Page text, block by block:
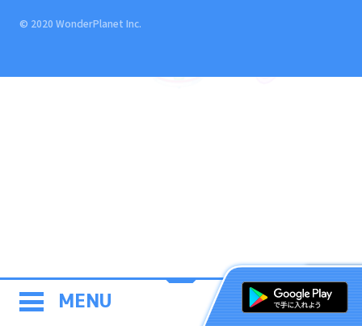
MENU
© 2020 WonderPlanet Inc.